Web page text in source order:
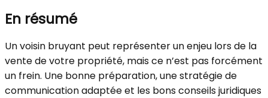
En résumé
Un voisin bruyant peut représenter un enjeu lors de la
vente de votre propriété, mais ce n’est pas forcément
un frein. Une bonne préparation, une stratégie de
communication adaptée et les bons conseils juridiques